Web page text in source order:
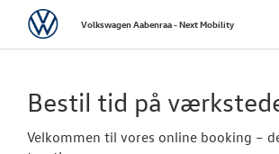
VolkswagenVolkswagen Aabenraa - Next Mobility
Bestil tid på
Velkommen til vores online booking –